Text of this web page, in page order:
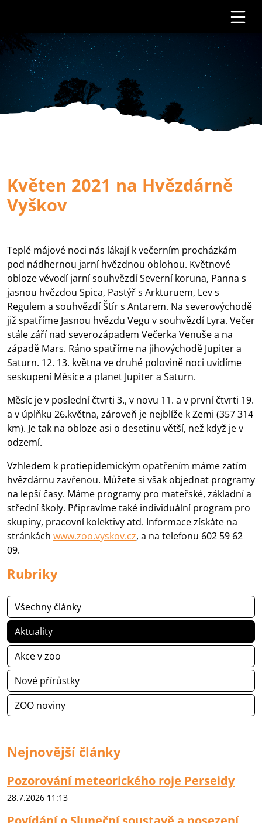
Květen 2021 na Hvězdárně
Vyškov
Teplé májové noci nás lákají k večerním procházkám
pod nádhernou jarní hvězdnou oblohou. Květnové
obloze vévodí jarní souhvězdí Severní koruna, Panna s
jasnou hvězdou Spica, Pastýř s Arkturuem, Lev s
Regulem a souhvězdí Štír s Antarem. Na severovýchodě
již spatříme Jasnou hvězdu Vegu v souhvězdí Lyra. Večer
stále září nad severozápadem Večerka Venuše a na
západě Mars. Ráno spatříme na jihovýchodě Jupiter a
Saturn. 12. 13. května ve druhé polovině noci uvidíme
seskupení Měsíce a planet Jupiter a Saturn.
Měsíc je v poslední čtvrti 3., v novu 11. a v první čtvrti 19.
a v úplňku 26.května, zároveň je nejblíže k Zemi (357 314
km). Je tak na obloze asi o desetinu větší, než když je v
odzemí.
Vzhledem k protiepidemickým opatřením máme zatím
hvězdárnu zavřenou. Můžete si však objednat programy
na lepší časy. Máme programy pro mateřské, základní a
střední školy. Připravíme také individuální program pro
skupiny, pracovní kolektivy atd. Informace získáte na
stránkách www.zoo.vyskov.cz, a na telefonu 602 59 62
09.
Rubriky
Všechny články
Aktuality
Akce v zoo
Nové přírůstky
ZOO noviny
Nejnovější články
Pozorování meteorického roje Perseidy
28.7.2026 11:13